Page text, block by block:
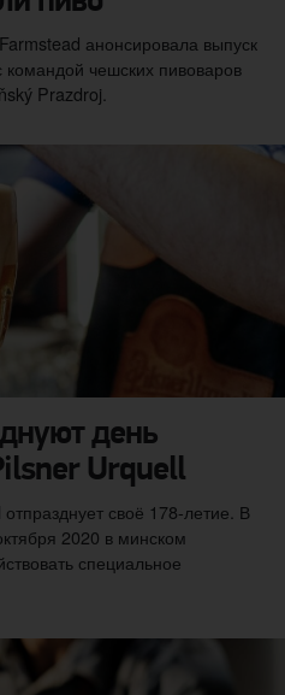
анонсировала выпуск
командой чешских пивоваров
Prazdroj.
день
Urquell
своё 178-летие. В
2020 в минском
специальное